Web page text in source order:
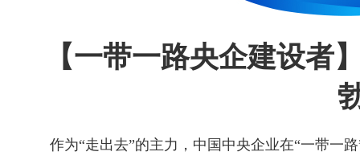
【一带一路央企建设者
作为“走出去”的主力，中国中央企业在“一带一